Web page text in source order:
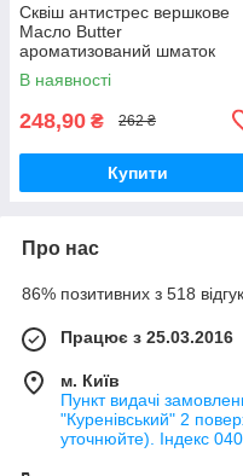
Сквіш антистрес вершкове
Масло Butter
ароматизований шматок
масла
В наявності
248,90 ₴ 262 ₴
Купити
Про нас
86% позитивних з 518
Працює з 25.03.2016
м. Київ
Пункт видачі
"Куренівський" 2
уточнюйте). Індекс